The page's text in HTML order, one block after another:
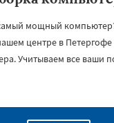
мощный
центре в Петергофе
Учитываем все ваши